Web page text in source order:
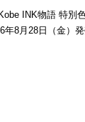
INK物語 特別
年8月28日（金）発